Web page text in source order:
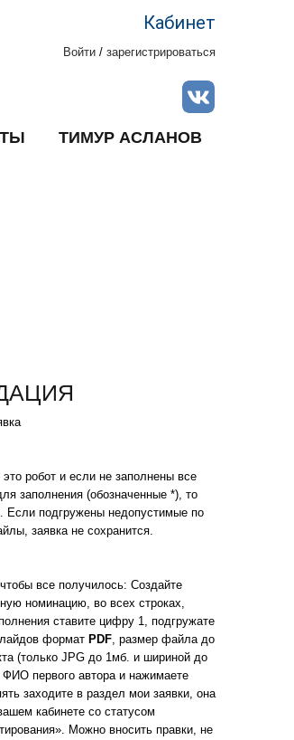
Кабинет
Войти / зарегистрироваться
ТИМУР АСЛАНОВ
робот и если не заполнены все
заполнения (обозначенные *), то
Если подгружены недопустимые по
заявка не сохранится.
все получилось: Создайте
номинацию, во всех строках,
ставите цифру 1, подгружате
формат PDF, размер файла до
(только JPG до 1мб. и шириной до
ФИО первого автора и нажимаете
заходите в раздел мои заявки, она
кабинете со статусом
Можно вносить правки, не